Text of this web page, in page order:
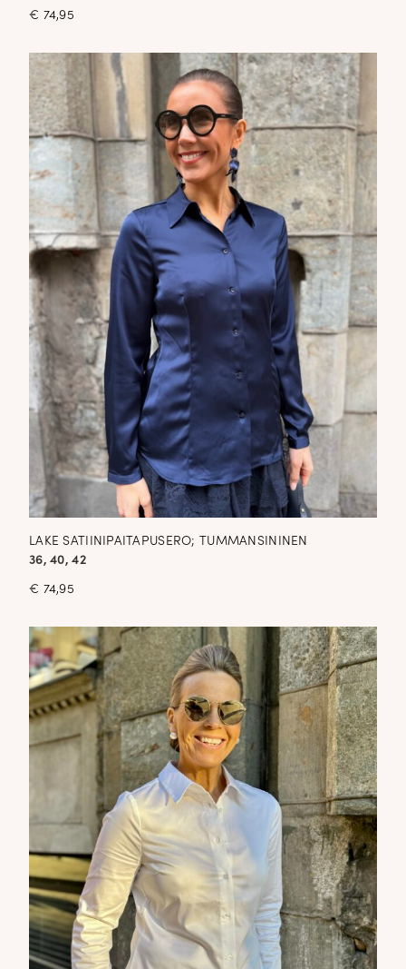
€ 74,95
LAKE SATIINIPAITAPUSERO; TUMMANSININEN
36, 40, 42
€ 74,95